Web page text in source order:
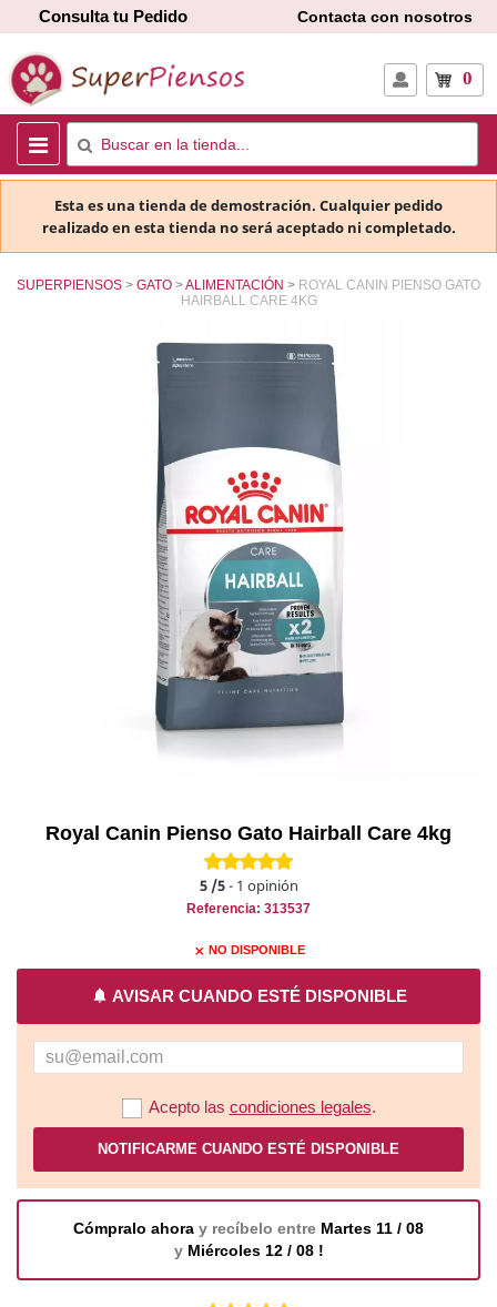
Consulta tu Pedido Contacta con nosotros
0
Esta es una tienda de demostración. Cualquier pedido
realizado en esta tienda no será aceptado ni completado.
SUPERPIENSOS GATO ALIMENTACIÓN
ROYAL CANIN PIENSO GATO
HAIRBALL CARE 4KG
Royal Canin Pienso Gato Hairball Care 4kg
5/5- 1 opinión
Referencia: 313537
close NO DISPONIBLE
notifications AVISAR CUANDO ESTÉ DISPONIBLE
Acepto las condiciones legales.
NOTIFICARME CUANDO ESTÉ DISPONIBLE
Cómpralo ahora y recíbelo entre Martes 11 / 08
y Miércoles 12 / 08 !